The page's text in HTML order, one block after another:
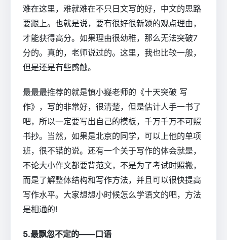
难在这里，难就难在不只日文写的好，中文的思路
要跟上。也就是说，要有很好很新颖的观点理由，
才能获得高分。如果理由很幼稚，那么无法突破7
分的。真的，老师说过的。这里，我也比较一般，
但是还是有些感触。
最最最推荐的就是慎小嶷老师的《十天突破 写
作》，写的非常好，很清楚，但是估计人手一书了
吧，所以一定要写出自己的模板，千万千万不可照
书抄。当然，如果是北京的同学，可以上他的单项
班，很不错的说。还有一个关于写作的体会就是，
不论大小作文都要背范文，不是为了考试时照搬，
而是了解整体结构和写作方法，并且可以很快提高
写作水平。大家想想小时候怎么学语文的吧，方法
是相通的!
5.最飘忽不定的――口语